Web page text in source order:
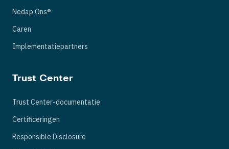
Nedap Ons®
Caren
Implementatiepartners
Trust Center
Trust Center-documentatie
Certificeringen
Responsible Disclosure